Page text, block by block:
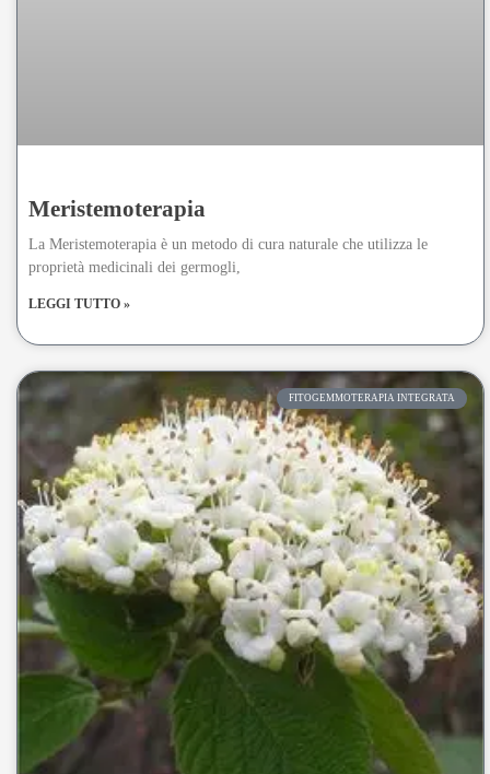
Meristemoterapia
La Meristemoterapia è un metodo di cura naturale che utilizza le
proprietà medicinali dei germogli,
LEGGI TUTTO »
FITOGEMMOTERAPIA INTEGRATA